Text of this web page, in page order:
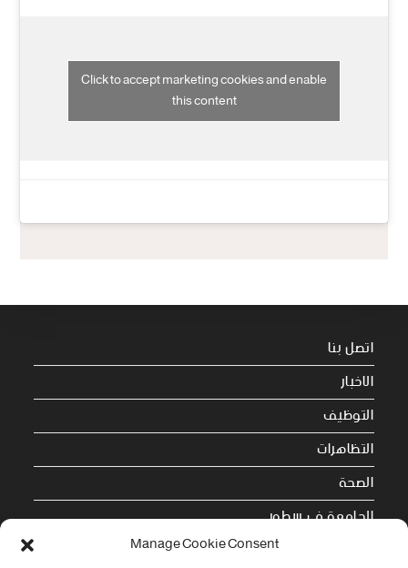
Manage Cookie Consent
Click to accept marketing cookies and enable
this content
اتصل بنا
الاخبار
التوظيف
التظاهرات
الصحة
الجامعة في سطور
Cookie Policy (EU)